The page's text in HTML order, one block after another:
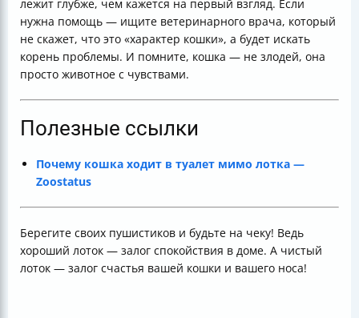
лежит глубже, чем кажется на первый взгляд. Если
нужна помощь — ищите ветеринарного врача, который
не скажет, что это «характер кошки», а будет искать
корень проблемы. И помните, кошка — не злодей, она
просто животное с чувствами.
Полезные ссылки
Почему кошка ходит в туалет мимо лотка —
Zoostatus
Берегите своих пушистиков и будьте на чеку! Ведь
хороший лоток — залог спокойствия в доме. А чистый
лоток — залог счастья вашей кошки и вашего носа!